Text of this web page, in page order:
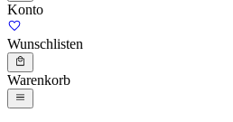
Konto
Wunschlisten
Warenkorb